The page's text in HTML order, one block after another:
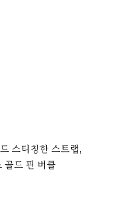
스티칭한 스트랩,
골드 핀 버클